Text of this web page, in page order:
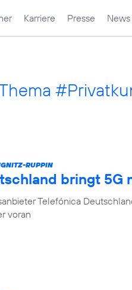
Karriere Presse News
RUPPIN
bringt 5G
Telefónica
voran